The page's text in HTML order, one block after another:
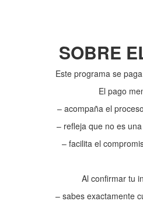
SOBRE
Este programa se
El pago
– acompaña el
– refleja que no es
– facilita el
Al confirmar tu
– sabes exactamente